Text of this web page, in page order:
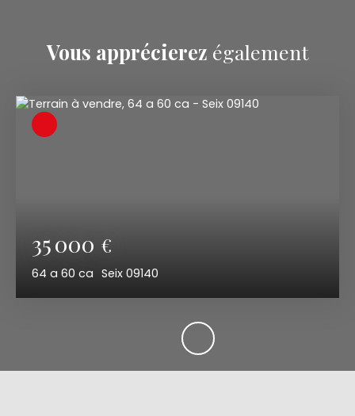
Vous apprécierez également
35 000 €
64 a 60 ca Seix 09140